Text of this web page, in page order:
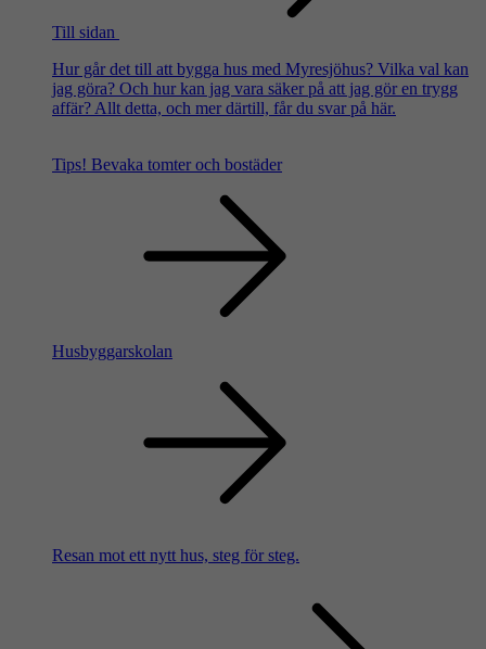
Till sidan
Hur går det till att bygga hus med Myresjöhus? Vilka val kan
jag göra? Och hur kan jag vara säker på att jag gör en trygg
affär? Allt detta, och mer därtill, får du svar på här.
Tips! Bevaka tomter och bostäder
Husbyggarskolan
Resan mot ett nytt hus, steg för steg.